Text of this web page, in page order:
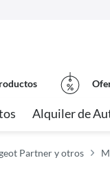
Alquiler de
Partner y otros